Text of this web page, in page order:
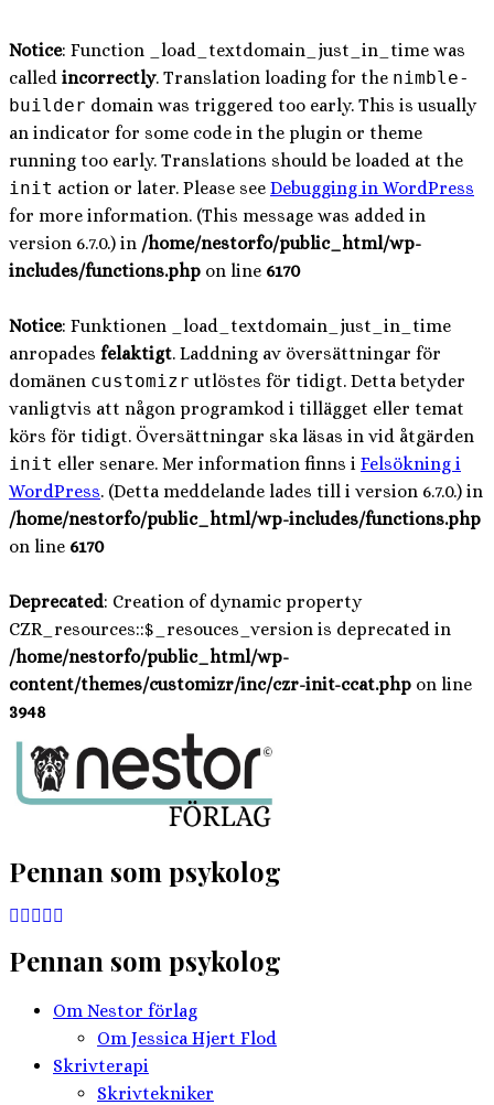
Notice: Function _load_textdomain_just_in_time was
called incorrectly. Translation loading for the nimble-
builder domain was triggered too early. This is usually
an indicator for some code in the plugin or theme
running too early. Translations should be loaded at the
init action or later. Please see Debugging in WordPress
for more information. (This message was added in
version 6.7.0.) in /home/nestorfo/public_html/wp-
includes/functions.php on line 6170
Notice: Funktionen _load_textdomain_just_in_time
anropades felaktigt. Laddning av översättningar för
domänen customizr utlöstes för tidigt. Detta betyder
vanligtvis att någon programkod i tillägget eller temat
körs för tidigt. Översättningar ska läsas in vid åtgärden
init eller senare. Mer information finns i Felsökning i
WordPress. (Detta meddelande lades till i version 6.7.0.) in
/home/nestorfo/public_html/wp-includes/functions.php
on line 6170
Deprecated: Creation of dynamic property
CZR_resources::$_resouces_version is deprecated in
/home/nestorfo/public_html/wp-
content/themes/customizr/inc/czr-init-ccat.php on line
3948
Hoppa
innehåll
Pennan som psykolog
Pennan som psykolog
Om Nestor förlag
Om Jessica Hjert Flod
Skrivterapi
Skrivtekniker